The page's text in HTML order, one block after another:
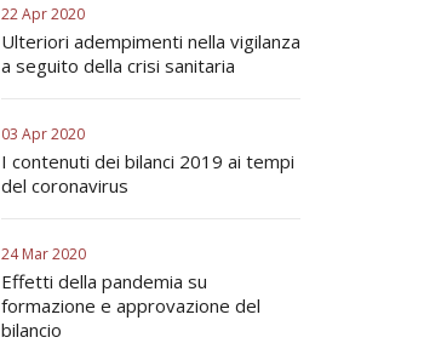
22 Apr 2020
Ulteriori adempimenti nella vigilanza
a seguito della crisi sanitaria
03 Apr 2020
I contenuti dei bilanci 2019 ai tempi
del coronavirus
24 Mar 2020
Effetti della pandemia su
formazione e approvazione del
bilancio